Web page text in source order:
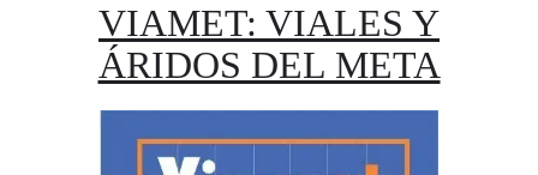
VIAMET: VIALES Y
ÁRIDOS DEL META